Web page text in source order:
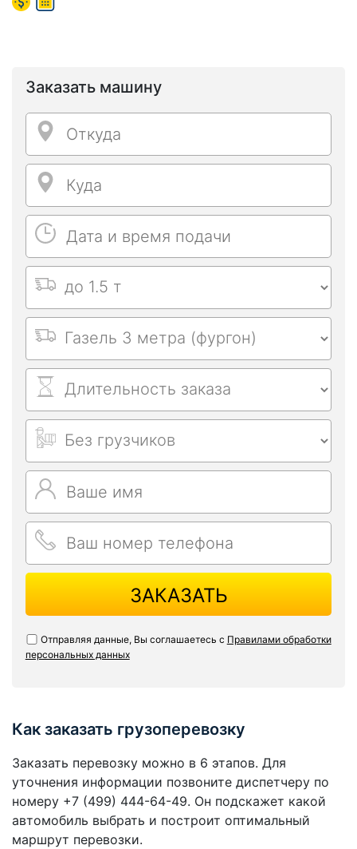
Заказать машину
ЗАКАЗАТЬ
Отправляя данные, Вы соглашаетесь с Правилами обработки
персональных данных
Как заказать грузоперевозку
Заказать перевозку можно в 6 этапов. Для
уточнения информации позвоните диспетчеру по
номеру +7 (499) 444-64-49. Он подскажет какой
автомобиль выбрать и построит оптимальный
маршрут перевозки.